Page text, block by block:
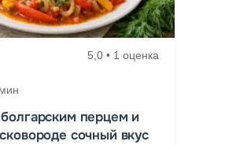
5,0 • 1 оценка
перцем и
сочный вкус